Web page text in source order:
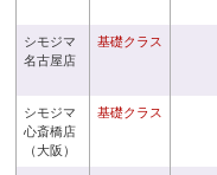
シモジマ
名古屋店
基礎クラス
シモジマ
心斎橋店
（大阪）
基礎クラス